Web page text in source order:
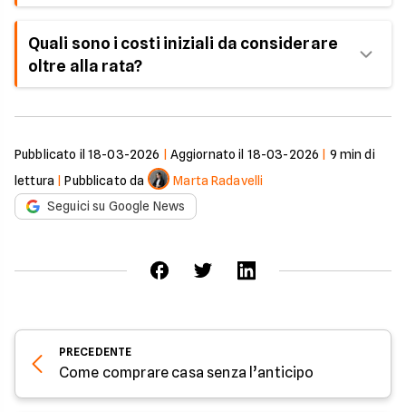
di ripresentare la domanda.
banche possono applicare penali o costi
amministrativi previsti dal contratto.
Quali sono i costi iniziali da considerare
oltre alla rata?
Oltre alla rata, occorre prevedere spese di
imposte notarili e eventuali commissioni bancarie.
Pubblicato il 18-03-2026 Aggiornato il 18-03-2026 9 min di
lettura |Pubblicato da
Marta Radavelli
Seguici su Google News
PRECEDENTE
Come comprare casa senza l’anticipo